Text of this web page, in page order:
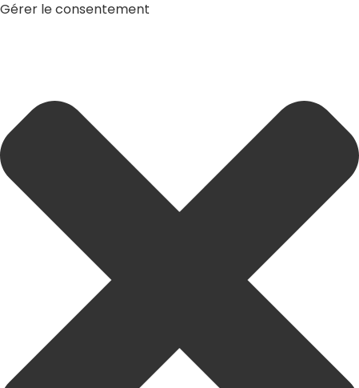
Gérer le consentement